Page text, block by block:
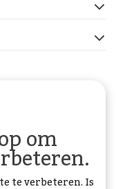
de hoogte te
om
te verbeteren. Is